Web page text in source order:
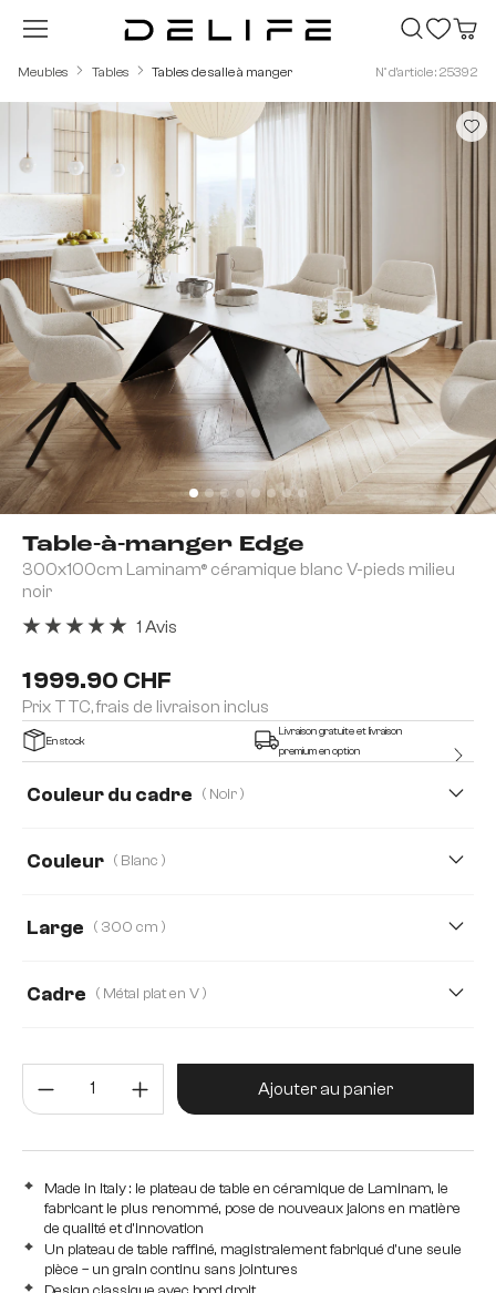
Passer au contenu principal
Meubles Tables Tables de salle à manger N° d'article : 25392
Table-à-manger Edge
300x100cm Laminam® céramique blanc V-pieds milieu
noir
1 999.90 CHF
Prix TTC, frais de livraison inclus
1 Avis
En stock
Livraison gratuite et livraison
premium en option
Couleur du cadre ( Noir )
Couleur ( Blanc )
Large ( 300 cm )
Cadre ( Métal plat en V )
Quantité de produit : Entrez la
Ajouter au panier
Made in Italy : le plateau de table en céramique de Laminam, le
fabricant le plus renommé, pose de nouveaux jalons en matière
de qualité et d'innovation
Un plateau de table raffiné, magistralement fabriqué d'une seule
pièce – un grain continu sans jointures
Ignorer la galerie d'images